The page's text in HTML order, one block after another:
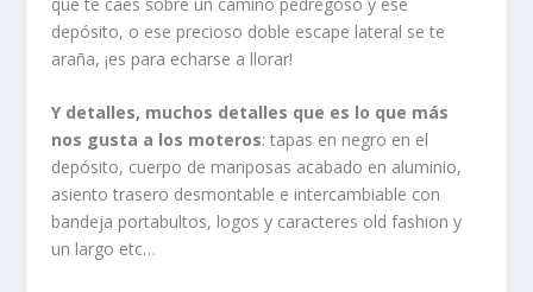
depósito, o ese precioso doble escape lateral se te
araña, ¡es para echarse a llorar!
Y detalles, muchos detalles que es lo que más
nos gusta a los moteros: tapas en negro en el
depósito, cuerpo de mariposas acabado en aluminio,
asiento trasero desmontable e intercambiable con
bandeja portabultos, logos y caracteres old fashion y
un largo etc…